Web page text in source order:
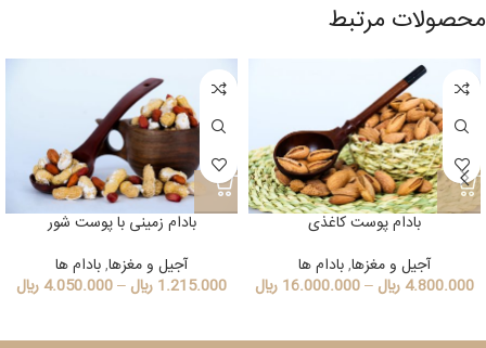
محصولات مرتبط
بادام پوست کاغذی
آجیل و مغزها,بادام ها
4.800.000﷼ –
16.000.000 ﷼
بادام زمینی با پوست شور
آجیل و مغزها,بادام ها
1.215.000 ﷼ –
4.050.000﷼